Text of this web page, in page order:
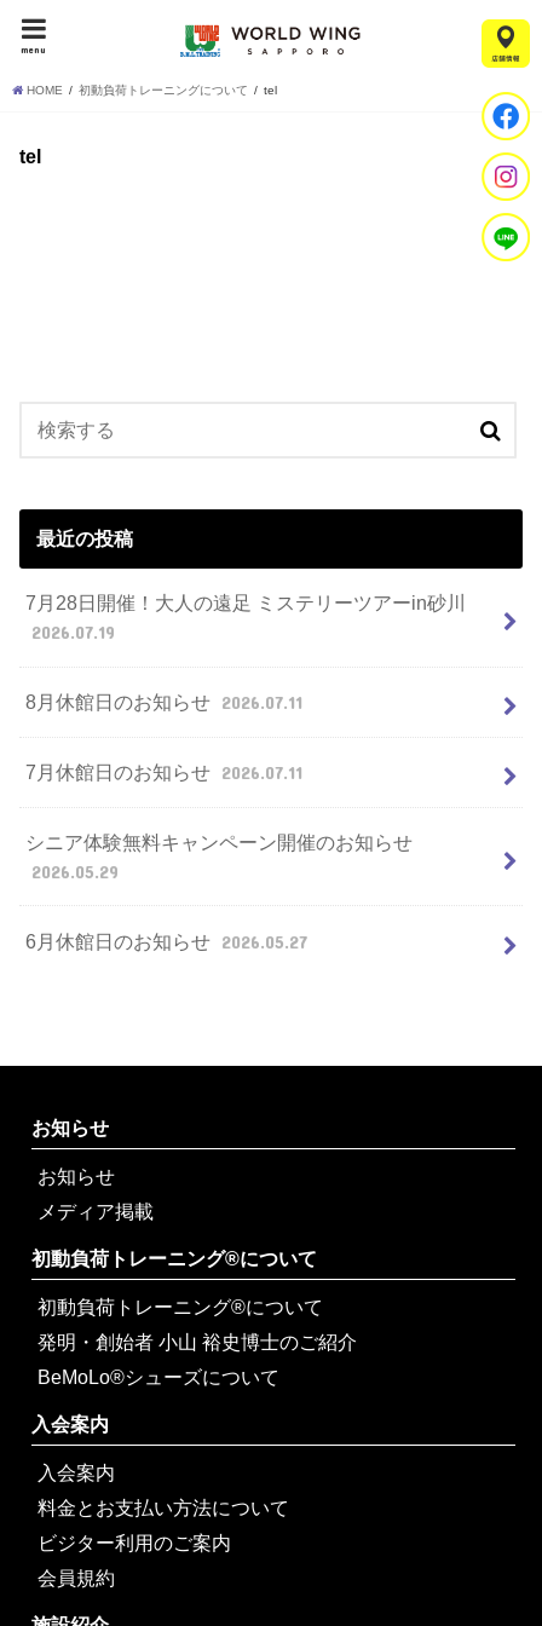
menu
HOME 初動負荷トレーニングについて tel
tel
最近の投稿
7月28日開催！大人の遠足 ミステリーツアーin砂川
2026.07.19
8月休館日のお知らせ 2026.07.11
7月休館日のお知らせ 2026.07.11
シニア体験無料キャンペーン開催のお知らせ
2026.05.29
6月休館日のお知らせ 2026.05.27
お知らせ
お知らせ
メディア掲載
初動負荷トレーニング®について
初動負荷トレーニング®について
発明・創始者 小山 裕史博士のご紹介
BeMoLo®シューズについて
入会案内
入会案内
料金とお支払い方法について
ビジター利用のご案内
会員規約